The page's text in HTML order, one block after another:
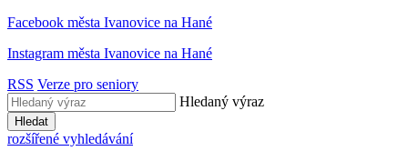
Facebook města Ivanovice na Hané
Instagram města Ivanovice na Hané
RSS Verze pro seniory
Hledaný výraz
Hledat
rozšířené vyhledávání